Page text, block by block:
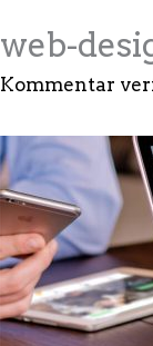
web-
Kommentar